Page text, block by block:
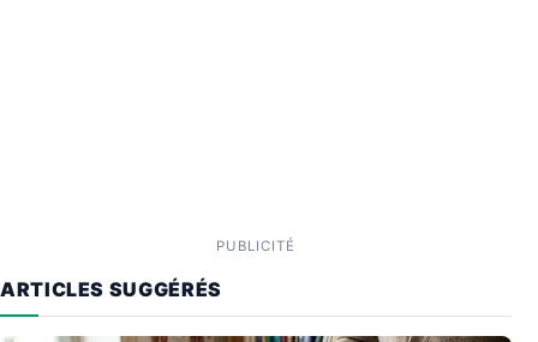
PUBLICITÉ
ARTICLES SUGGÉRÉS